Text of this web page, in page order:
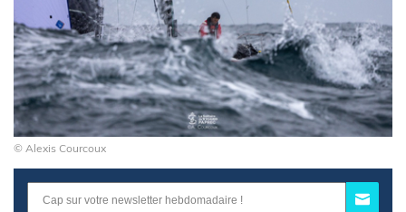
© Alexis Courcoux